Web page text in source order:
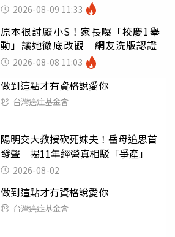
2026-08-09 11:33
原本很討厭小S！家長曝「校慶1舉
動」讓她徹底改觀 網友洗版認證
2026-08-08 11:03
做到這點才有資格說愛你
台灣癌症基金會
陽明交大教授砍死妹夫！岳母追思首
發聲 揭11年經營真相駁「爭產」
2026-08-02
做到這點才有資格說愛你
台灣癌症基金會